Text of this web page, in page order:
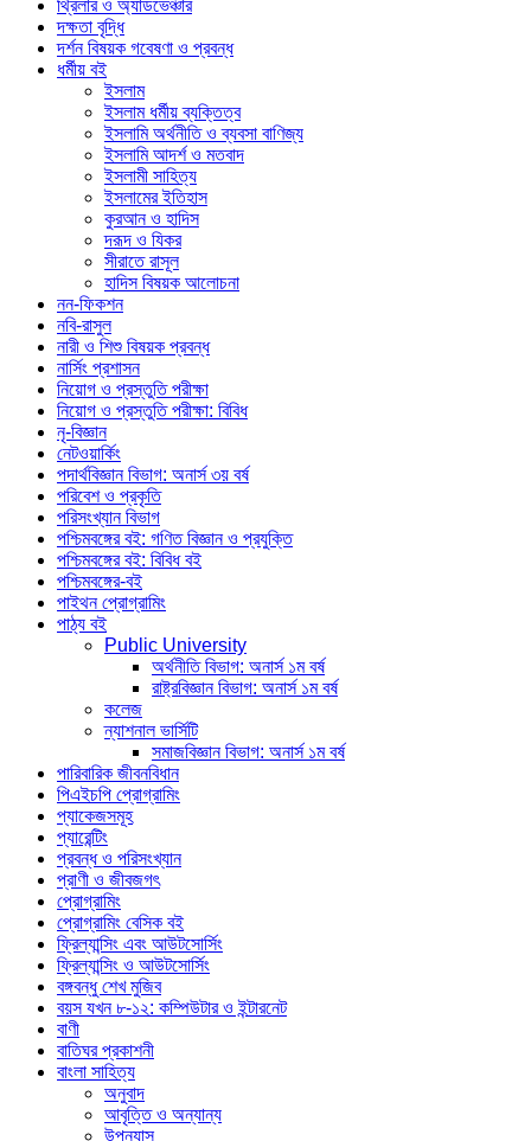
থ্রিলার ও অ্যাডভেঞ্চার
দক্ষতা বৃদ্ধি
দর্শন বিষয়ক গবেষণা ও প্রবন্ধ
ধর্মীয় বই
ইসলাম
ইসলাম ধর্মীয় ব্যক্তিত্ব
ইসলামি অর্থনীতি ও ব্যবসা বাণিজ্য
ইসলামি আদর্শ ও মতবাদ
ইসলামী সাহিত্য
ইসলামের ইতিহাস
কুরআন ও হাদিস
দরূদ ও যিকর
সীরাতে রাসূল
হাদিস বিষয়ক আলোচনা
নন-ফিকশন
নবি-রাসুল
নারী ও শিশু বিষয়ক প্রবন্ধ
নার্সিং প্রশাসন
নিয়োগ ও প্রস্তুতি পরীক্ষা
নিয়োগ ও প্রস্তুতি পরীক্ষা: বিবিধ
নৃ-বিজ্ঞান
নেটওয়ার্কিং
পদার্থবিজ্ঞান বিভাগ: অনার্স ৩য় বর্ষ
পরিবেশ ও প্রকৃতি
পরিসংখ্যান বিভাগ
পশ্চিমবঙ্গের বই: গণিত বিজ্ঞান ও প্রযুক্তি
পশ্চিমবঙ্গের বই: বিবিধ বই
পশ্চিমবঙ্গের-বই
পাইথন প্রোগ্রামিং
পাঠ্য বই
Public University
অর্থনীতি বিভাগ: অনার্স ১ম বর্ষ
রাষ্ট্রবিজ্ঞান বিভাগ: অনার্স ১ম বর্ষ
কলেজ
ন্যাশনাল ভার্সিটি
সমাজবিজ্ঞান বিভাগ: অনার্স ১ম বর্ষ
পারিবারিক জীবনবিধান
পিএইচপি প্রোগ্রামিং
প্যাকেজসমূহ
প্যারেন্টিং
প্রবন্ধ ও পরিসংখ্যান
প্রাণী ও জীবজগৎ
প্রোগ্রামিং
প্রোগ্রামিং বেসিক বই
ফ্রিল্যান্সিং এবং আউটসোর্সিং
ফ্রিল্যান্সিং ও আউটসোর্সিং
বঙ্গবন্ধু শেখ মুজিব
বয়স যখন ৮-১২: কম্পিউটার ও ইন্টারনেট
বাণী
বাতিঘর প্রকাশনী
বাংলা সাহিত্য
অনুবাদ
আবৃত্তি ও অন্যান্য
উপন্যাস